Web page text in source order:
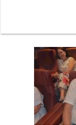
Neue